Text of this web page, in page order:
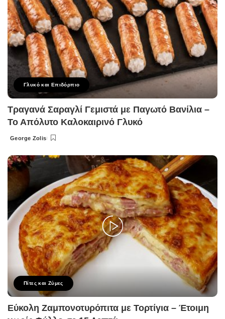
Γλυκό και Επιδόρπιο
Τραγανά Σαραγλί Γεμιστά με Παγωτό Βανίλια –
Το Απόλυτο Καλοκαιρινό Γλυκό
Posted
George Zolis
Πίτες και Ζύμες
Εύκολη Ζαμπονοτυρόπιτα με Τορτίγια – Έτοιμη